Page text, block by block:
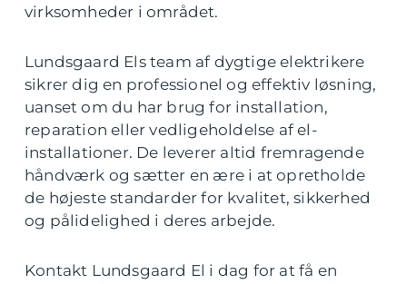
virksomheder i området.
Lundsgaard Els team af dygtige elektrikere
sikrer dig en professionel og effektiv løsning,
uanset om du har brug for installation,
reparation eller vedligeholdelse af el-
installationer. De leverer altid fremragende
håndværk og sætter en ære i at opretholde
de højeste standarder for kvalitet, sikkerhed
og pålidelighed i deres arbejde.
Kontakt Lundsgaard El i dag for at få en